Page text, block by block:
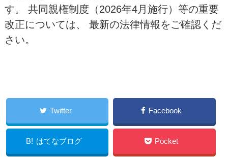
す。 共同親権制度（2026年4月施行）等の重要
改正については、 最新の法律情報をご確認くだ
さい。
Twitter Facebook
B! はてなブログ Pocket